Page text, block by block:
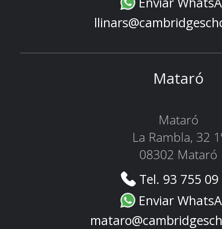
Mataró
Mataró
La Rambla, 32
08302 Mataró
Tel. 93 755
Enviar